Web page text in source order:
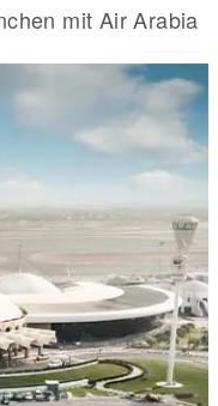
mit Air Arabia